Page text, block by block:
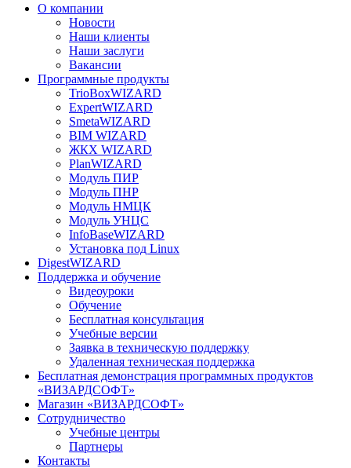
О компании
Новости
Наши клиенты
Наши заслуги
Вакансии
Программные продукты
TrioBoxWIZARD
ExpertWIZARD
SmetaWIZARD
BIM WIZARD
ЖКХ WIZARD
PlanWIZARD
Модуль ПИР
Модуль ПНР
Модуль НМЦК
Модуль УНЦС
InfoBaseWIZARD
Установка под Linux
DigestWIZARD
Поддержка и обучение
Видеоуроки
Обучение
Бесплатная консультация
Учебные версии
Заявка в техническую поддержку
Удаленная техническая поддержка
Бесплатная демонстрация программных продуктов
«ВИЗАРДСОФТ»
Магазин «ВИЗАРДСОФТ»
Сотрудничество
Учебные центры
Партнеры
Контакты